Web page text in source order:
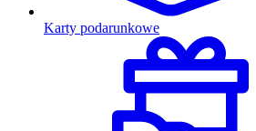
Karty podarunkowe